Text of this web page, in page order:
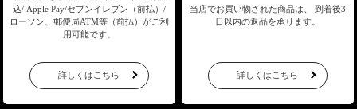
込/ Apple Pay/セブンイレブン（前払）/
ローソン、郵便局ATM等（前払）がご利
用可能です。
詳しくはこちら
当店でお買い物された商品は、
到着後3
日以内の返品を承ります。
詳しくはこちら